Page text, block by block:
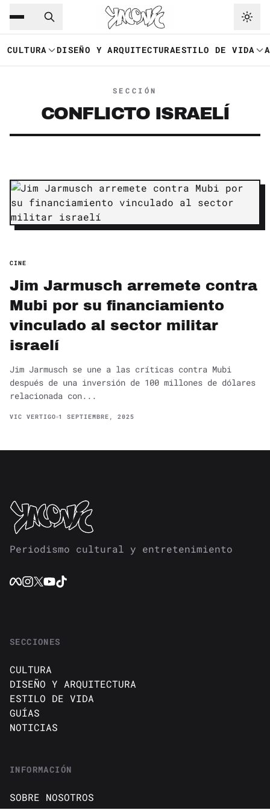
Saltar al contenido principal
CULTURA DISEÑO Y ARQUITECTURAESTILO DE VIDA
SECCIÓN
CONFLICTO ISRAELÍ
CINE
Jim Jarmusch arremete contra
Mubi por su financiamiento
vinculado al sector militar
israelí
Jim Jarmusch se une a las críticas contra Mubi
después de una inversión de 100 millones de dólares
relacionada con...
VIC VERTIGO 1 SEPTIEMBRE, 2025
Periodismo cultural y entretenimiento
SECCIONES
CULTURA
DISEÑO Y ARQUITECTURA
ESTILO DE VIDA
GUÍAS
NOTICIAS
INFORMACIÓN
SOBRE NOSOTROS